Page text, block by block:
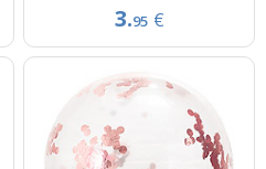
3.95 €